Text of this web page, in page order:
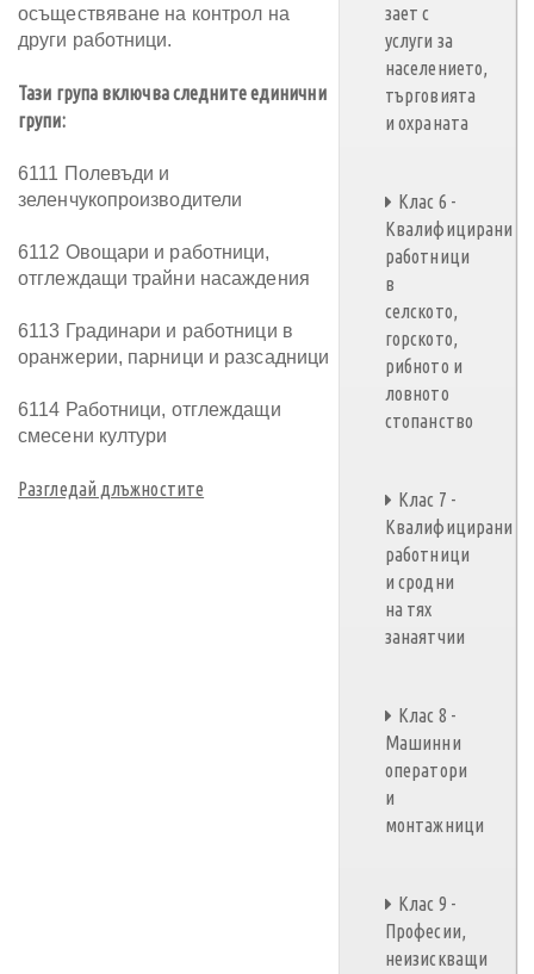
зает с
услуги за
населението,
търговията
и охраната
Клас 6 -
Квалифицирани
работници
в
селското,
горското,
рибното и
ловното
стопанство
Клас 7 -
Квалифицирани
работници
и сродни
на тях
занаятчии
Клас 8 -
Машинни
оператори
и
монтажници
Клас 9 -
Професии,
неизискващи
осъществяване на контрол на
други работници.
Тази група включва следните единични
групи:
6111 Полевъди и
зеленчукопроизводители
6112 Овощари и работници,
отглеждащи трайни насаждения
6113 Градинари и работници в
оранжерии, парници и разсадници
6114 Работници, отглеждащи
смесени култури
Разгледай длъжностите